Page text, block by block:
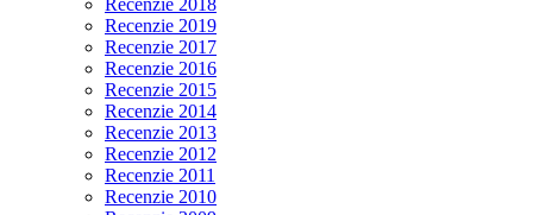
Recenzie 2018
Recenzie 2019
Recenzie 2017
Recenzie 2016
Recenzie 2015
Recenzie 2014
Recenzie 2013
Recenzie 2012
Recenzie 2011
Recenzie 2010